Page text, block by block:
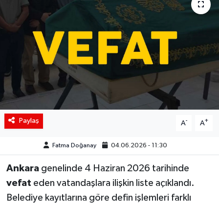
Paylaş A- A+
Fatma Doğanay 04.06.2026 - 11:30
Ankaragenelinde 4 Haziran 2026 tarihinde
vefat eden vatandaşlara ilişkin liste açıklandı.
Belediye kayıtlarına göre defin işlemleri farklı
Sağlık
Siyaset
Spor
Teknoloji
Yaşam